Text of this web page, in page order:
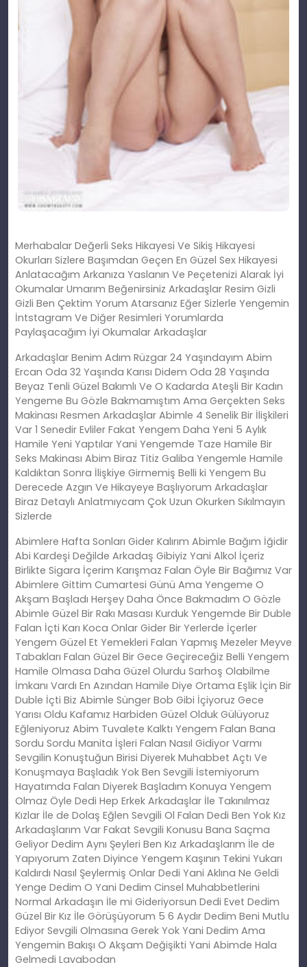
Merhabalar Değerli Seks Hikayesi Ve Sikiş Hikayesi
Okurları Sizlere Başımdan Geçen En Güzel Sex Hikayesi
Anlatacağım Arkanıza Yaslanın Ve Peçetenizi Alarak İyi
Okumalar Umarım Beğenirsiniz Arkadaşlar Resim Gizli
Gizli Ben Çektim Yorum Atarsanız Eğer Sizlerle Yengemin
İntstagram Ve Diğer Resimleri Yorumlarda
Paylaşacağım İyi Okumalar Arkadaşlar
Arkadaşlar Benim Adım Rüzgar 24 Yaşındayım Abim
Ercan Oda 32 Yaşında Karısı Didem Oda 28 Yaşında
Beyaz Tenli Güzel Bakımlı Ve O Kadarda Ateşli Bir Kadın
Yengeme Bu Gözle Bakmamıştım Ama Gerçekten Seks
Makinası Resmen Arkadaşlar Abimle 4 Senelik Bir İlişkileri
Var 1 Senedir Evliler Fakat Yengem Daha Yeni 5 Aylık
Hamile Yeni Yaptılar Yani Yengemde Taze Hamile Bir
Seks Makinası Abim Biraz Titiz Galiba Yengemle Hamile
Kaldıktan Sonra İlişkiye Girmemiş Belli ki Yengem Bu
Derecede Azgın Ve Hikayeye Başlıyorum Arkadaşlar
Biraz Detaylı Anlatmıycam Çok Uzun Okurken Sıkılmayın
Sizlerde
Abimlere Hafta Sonları Gider Kalırım Abimle Bağım İğidir
Abi Kardeşi Değilde Arkadaş Gibiyiz Yani Alkol İçeriz
Birlikte Sigara İçerim Karışmaz Falan Öyle Bir Bağımız Var
Abimlere Gittim Cumartesi Günü Ama Yengeme O
Akşam Başladı Herşey Daha Önce Bakmadım O Gözle
Abimle Güzel Bir Rakı Masası Kurduk Yengemde Bir Duble
Falan İçti Karı Koca Onlar Gider Bir Yerlerde İçerler
Yengem Güzel Et Yemekleri Falan Yapmış Mezeler Meyve
Tabakları Falan Güzel Bir Gece Geçireceğiz Belli Yengem
Hamile Olmasa Daha Güzel Olurdu Sarhoş Olabilme
İmkanı Vardı En Azından Hamile Diye Ortama Eşlik İçin Bir
Duble İçti Biz Abimle Sünger Bob Gibi İçiyoruz Gece
Yarısı Oldu Kafamız Harbiden Güzel Olduk Gülüyoruz
Eğleniyoruz Abim Tuvalete Kalktı Yengem Falan Bana
Sordu Sordu Manita İşleri Falan Nasıl Gidiyor Varmı
Sevgilin Konuştuğun Birisi Diyerek Muhabbet Açtı Ve
Konuşmaya Başladık Yok Ben Sevgili İstemiyorum
Hayatımda Falan Diyerek Başladım Konuya Yengem
Olmaz Öyle Dedi Hep Erkek Arkadaşlar İle Takınılmaz
Kızlar İle de Dolaş Eğlen Sevgili Ol Falan Dedi Ben Yok Kız
Arkadaşlarım Var Fakat Sevgili Konusu Bana Saçma
Geliyor Dedim Aynı Şeyleri Ben Kız Arkadaşlarım İle de
Yapıyorum Zaten Diyince Yengem Kaşının Tekini Yukarı
Kaldırdı Nasıl Şeylermiş Onlar Dedi Yani Aklına Ne Geldi
Yenge Dedim O Yani Dedim Cinsel Muhabbetlerini
Normal Arkadaşın İle mi Gideriyorsun Dedi Evet Dedim
Güzel Bir Kız İle Görüşüyorum 5 6 Aydır Dedim Beni Mutlu
Ediyor Sevgili Olmasına Gerek Yok Yani Dedim Ama
Yengemin Bakışı O Akşam Değişikti Yani Abimde Hala
Gelmedi Lavabodan